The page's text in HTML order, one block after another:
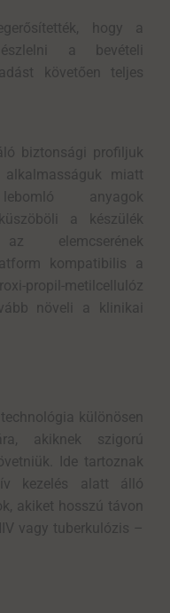
hogy a
a bevételi
követően teljes
biztonsági profiljuk
miatt
anyagok
a készülék
elemcserének
kompatibilis a
propil-metilcellulóz
növeli a klinikai
technológia különösen
akiknek szigorú
Ide tartoznak
kezelés alatt álló
akiket hosszú távon
vagy tuberkulózis –